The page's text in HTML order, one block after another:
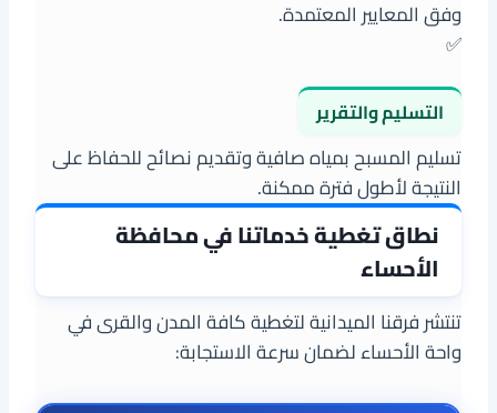
وفق المعايير المعتمدة.
✅
التسليم والتقرير
تسليم المسبح بمياه صافية وتقديم نصائح للحفاظ على
النتيجة لأطول فترة ممكنة.
نطاق تغطية خدماتنا في محافظة
الأحساء
تنتشر فرقنا الميدانية لتغطية كافة المدن والقرى في
واحة الأحساء لضمان سرعة الاستجابة: